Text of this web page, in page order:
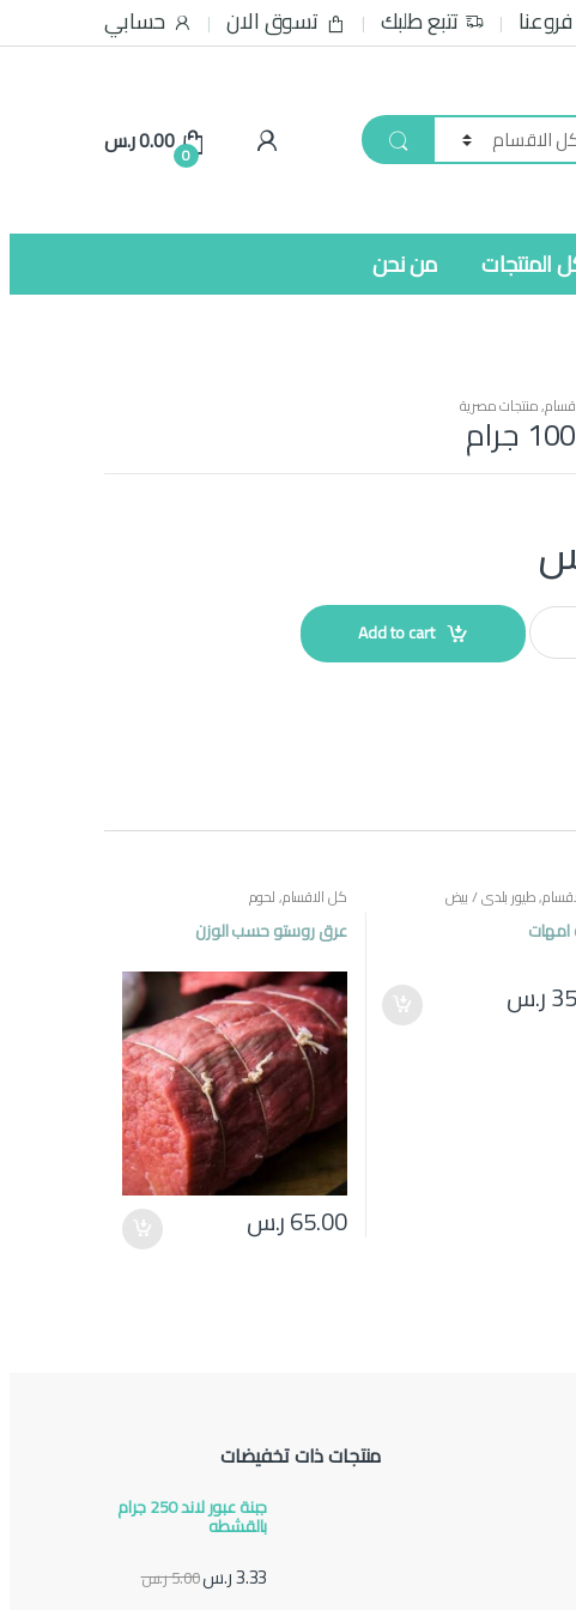
فروعنا تتبع طلبك تسوق الان حسابي
0
0.00ر.س
المنتجات من نحن
,منتجات مصرية
Add to cart
,طيور بلدي / بيض
ر.س
كل الاقسام,لحوم
عرق روستو حسب الوزن
65.00ر.س
منتجات ذات تخفيضات
جبنة عبور لاند 250 جرام
بالقشطه
3.33ر.س5.00ر.س